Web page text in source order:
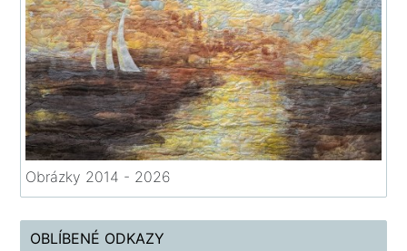
Obrázky 2014 - 2026
OBLÍBENÉ ODKAZY